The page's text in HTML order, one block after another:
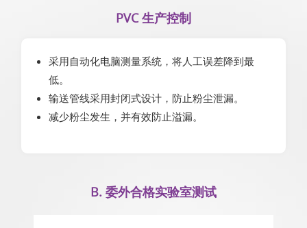
PVC 生产控制
采用自动化电脑测量系统，将人工误差降到最
低。
输送管线采用封闭式设计，防止粉尘泄漏。
减少粉尘发生，并有效防止溢漏。
B. 委外合格实验室测试